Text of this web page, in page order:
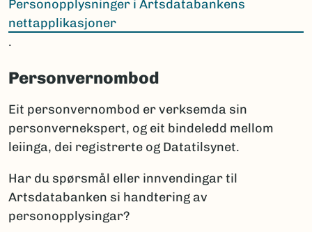
Personopplysninger i Artsdatabankens
nettapplikasjoner
.
Personvernombod
Eit personvernombod er verksemda sin
personvernekspert, og eit bindeledd mellom
leiinga, dei registrerte og Datatilsynet.
Har du spørsmål eller innvendingar til
Artsdatabanken si handtering av
personopplysingar?